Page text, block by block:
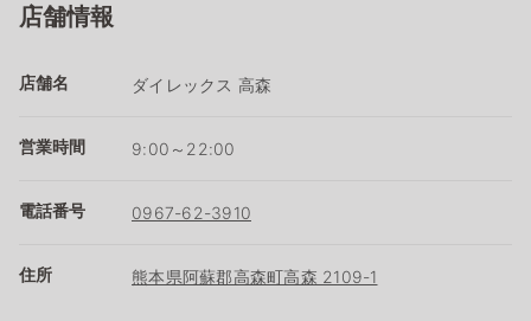
店舗情報
店舗名 ダイレックス 高森
営業時間 9:00～22:00
電話番号 0967-62-3910
住所 熊本県阿蘇郡高森町高森 2109-1